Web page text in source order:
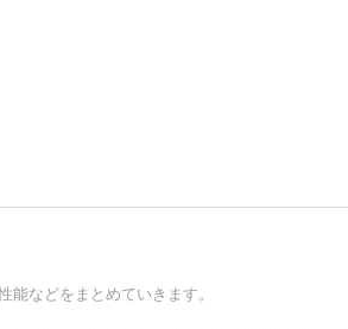
などをまとめていきます。